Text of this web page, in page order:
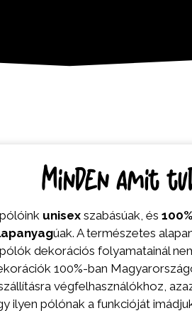
Minden amit
unisexszabásúak, és 100%
úak. A természetes
dekorációs folyamatainál
100%-ban
végfelhasználókhoz,
ilyen pólónak a funkcióját